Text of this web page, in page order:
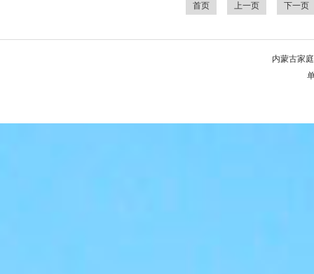
首页 上一页 下一页
内蒙古家